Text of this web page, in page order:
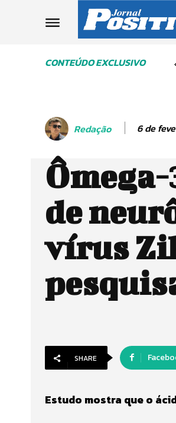
CONTEÚDO EXCLUSIVO
Redação 6 de
de
vírus
SHARE
Estudo mostra que o